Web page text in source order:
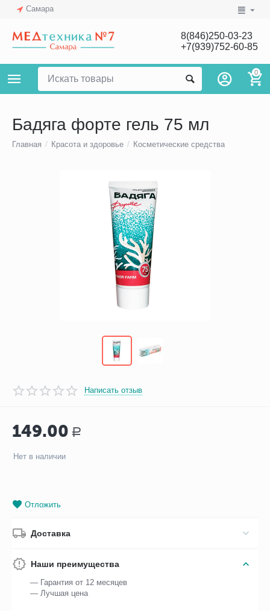
Самара
8(846)250-03-23
+7(939)752-60-85
0
Бадяга форте гель 75 мл
Главная / Красота и здоровье / Косметические средства
Написать отзыв
149.00 Р
Нет в наличии
Отложить
Доставка
Наши преимущества
— Гарантия от 12 месяцев
— Лучшая цена